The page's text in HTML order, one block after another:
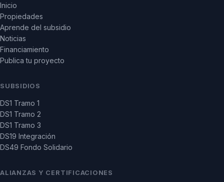
Inicio
Propiedades
Aprende del subsidio
Noticias
Financiamiento
Publica tu proyecto
SUBSIDIOS
DS1 Tramo 1
DS1 Tramo 2
DS1 Tramo 3
DS19 Integración
DS49 Fondo Solidario
ALIANZAS Y CERTIFICACIONES